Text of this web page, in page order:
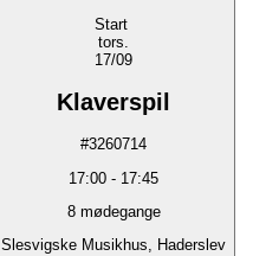
Start
tors.
17/09
Klaverspil
#3260714
17:00 - 17:45
8 mødegange
Slesvigske Musikhus, Haderslev